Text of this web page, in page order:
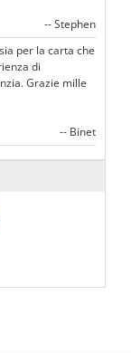
-- Stephen
per la carta che
di
Grazie mille
-- Binet